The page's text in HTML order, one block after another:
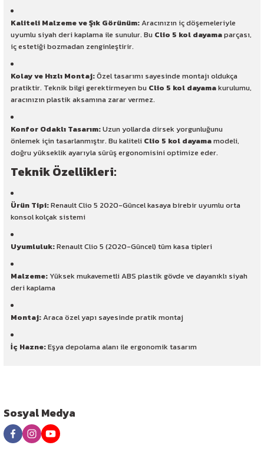
Kaliteli Malzeme ve Şık Görünüm:Aracınızın iç döşemeleriyle
uyumlu siyah deri kaplama ile sunulur. Bu Clio 5 kol dayamaparçası,
iç estetiği bozmadan zenginleştirir.
Kolay ve Hızlı Montaj:Özel tasarımı sayesinde montajı oldukça
pratiktir. Teknik bilgi gerektirmeyen bu Clio 5 kol dayamakurulumu,
aracınızın plastik aksamına zarar vermez.
Konfor Odaklı Tasarım:Uzun yollarda dirsek yorgunluğunu
önlemek için tasarlanmıştır. Bu kaliteli Clio 5 kol dayamamodeli,
doğru yükseklik ayarıyla sürüş ergonomisini optimize eder.
Teknik Özellikleri:
Ürün Tipi:Renault Clio 5 2020-Güncel kasaya birebir uyumlu orta
konsol kolçak sistemi
Uyumluluk:Renault Clio 5 (2020-Güncel) tüm kasa tipleri
Malzeme: Yüksek mukavemetli ABS plastik gövde ve dayanıklı siyah
deri kaplama
Montaj:Araca özel yapı sayesinde pratik montaj
İç Hazne:Eşya depolama alanı ile ergonomik tasarım
Sosyal Medya